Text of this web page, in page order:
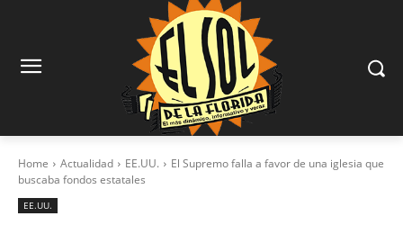
Home Actualidad EE.UU.
El Supremo falla a favor de una iglesia que
buscaba fondos estatales
EE.UU.